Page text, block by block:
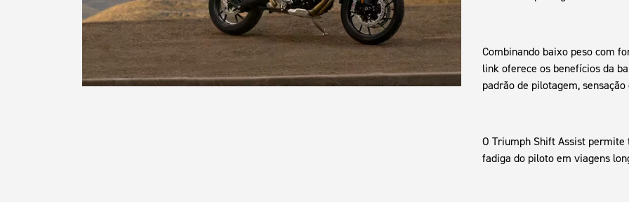
Combinando baixo peso com
link oferece os benefícios da
padrão de pilotagem,
O Triumph Shift Assist
fadiga do piloto em viagens